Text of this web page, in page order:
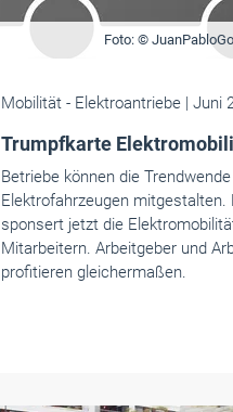
Foto: ©
Mobilität- Elektroantriebe | Juni
Trumpfkarte
Betriebe können die
Elektrofahrzeugen mitgestalten.
sponsert jetzt die
Mitarbeitern. Arbeitgeber und
profitieren gleichermaßen.